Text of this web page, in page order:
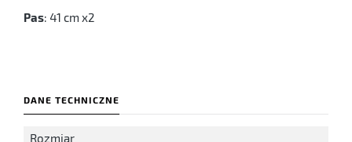
Pas: 41 cm x2
DANE TECHNICZNE
Rozmiar